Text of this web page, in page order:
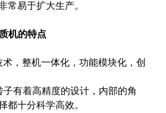
常易于扩大生产。
机的特点
，整机一体化，功能模块化，创
子有着高精度的设计，内部的角
都十分科学高效。